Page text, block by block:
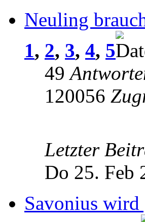
Neuling
1, 2, 3, 4, 5
49
120056
Letzter
Do 25. Feb
Savonius wird